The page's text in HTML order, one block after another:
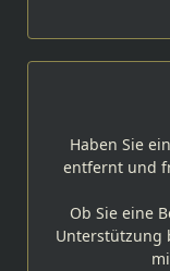
Haben Sie
entfernt und
Ob Sie eine
Unterstützung